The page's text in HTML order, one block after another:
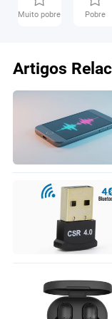
Bluetooth
Confronto
O debate entre
smartphones
se resumindo a
resposta torna-se
estrada—ou a
Vamos olhar para
estudante de
sua trilha sonora
para o campus.
Muito pobre Pobre
Artigos